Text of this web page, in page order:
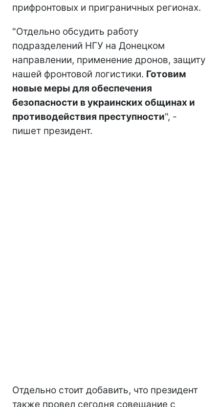
прифронтовых и приграничных регионах.
"Отдельно обсудить работу
подразделений НГУ на Донецком
направлении, применение дронов, защиту
нашей фронтовой логистики. Готовим
новые меры для обеспечения
безопасности в украинских общинах и
противодействия преступности", -
пишет президент.
Отдельно стоит добавить, что президент
также провел сегодня совещание с